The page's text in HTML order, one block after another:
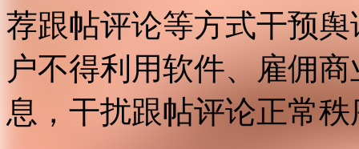
荐跟帖评论等方式干预
户不得利用软件、雇佣
息，干扰跟帖评论正常